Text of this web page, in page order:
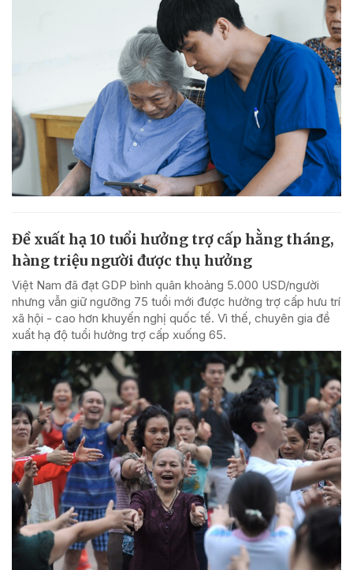
Đề xuất hạ 10 tuổi hưởng trợ cấp hằng tháng,
hàng triệu người được thụ hưởng
Việt Nam đã đạt GDP bình quân khoảng 5.000 USD/người
nhưng vẫn giữ ngưỡng 75 tuổi mới được hưởng trợ cấp hưu trí
xã hội - cao hơn khuyến nghị quốc tế. Vì thế, chuyên gia đề
xuất hạ độ tuổi hưởng trợ cấp xuống 65.